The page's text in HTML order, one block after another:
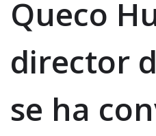
Queco
director
se ha